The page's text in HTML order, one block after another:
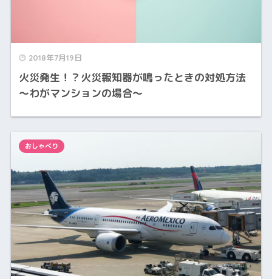
2018年7月19日
火災発生！？火災報知器が鳴ったときの対処方法
〜わがマンションの場合〜
おしゃべり